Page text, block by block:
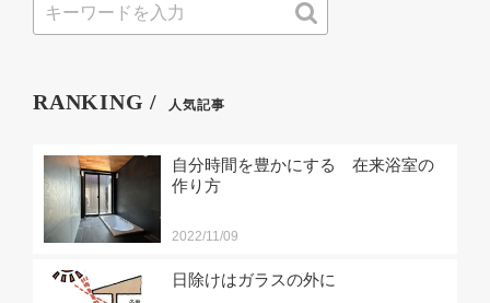
RANKING / 人気記事
自分時間を豊かにする 在来浴室の
作り方
2022/11/09
日除けはガラスの外に